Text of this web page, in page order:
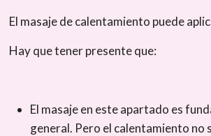
El masaje de calentamiento puede
Hay que tener presente que:
El masaje en este apartado es
general. Pero el calentamiento no